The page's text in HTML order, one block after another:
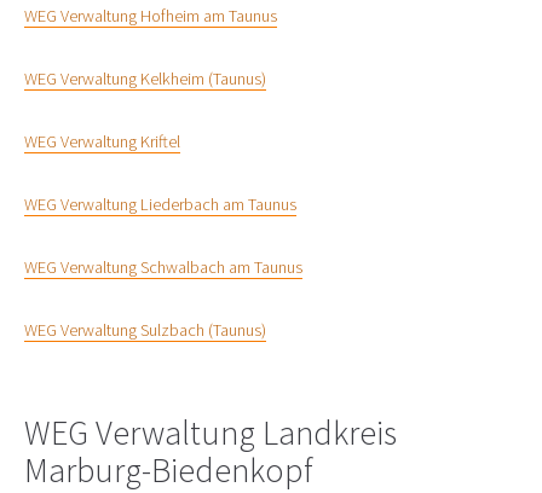
WEG Verwaltung Hofheim am Taunus
WEG Verwaltung Kelkheim (Taunus)
WEG Verwaltung Kriftel
WEG Verwaltung Liederbach am Taunus
WEG Verwaltung Schwalbach am Taunus
WEG Verwaltung Sulzbach (Taunus)
WEG Verwaltung Landkreis
Marburg-Biedenkopf